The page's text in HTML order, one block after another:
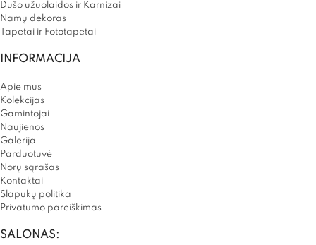
Dušo užuolaidos ir Karnizai
Namų dekoras
Tapetai ir Fototapetai
INFORMACIJA
Apie mus
Kolekcijas
Gamintojai
Naujienos
Galerija
Parduotuvė
Norų sąrašas
Kontaktai
Slapukų politika
Privatumo pareiškimas
SALONAS: